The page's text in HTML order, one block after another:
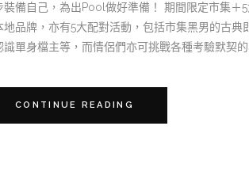
裝備自己，為出Pool做好準備！ 期間限定市集＋
地品牌，亦有5大配對活動，包括市集黑男的古
識單身檔主等，而情侶們亦可挑戰各種考驗默契
CONTINUE READING